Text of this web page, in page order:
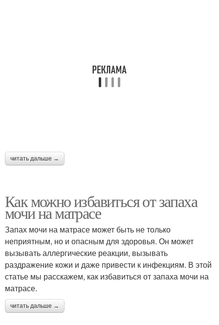
читать дальше →
Как можно избавиться от запаха
мочи на матрасе
Запах мочи на матрасе может быть не только
неприятным, но и опасным для здоровья. Он может
вызывать аллергические реакции, вызывать
раздражение кожи и даже привести к инфекциям. В этой
статье мы расскажем, как избавиться от запаха мочи на
матрасе.
читать дальше →